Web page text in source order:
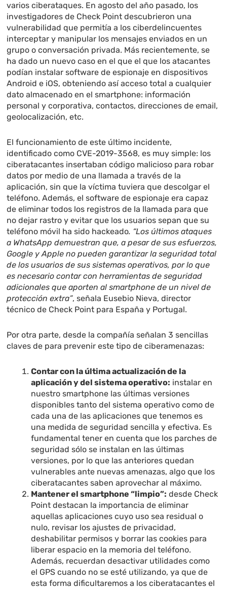
varios ciberataques. En agosto del año pasado, los
investigadores de Check Point descubrieron una
vulnerabilidad que permitía a los ciberdelincuentes
interceptar y manipular los mensajes enviados en un
grupo o conversación privada. Más recientemente, se
ha dado un nuevo caso en el que el que los atacantes
podían instalar software de espionaje en dispositivos
Android e iOS, obteniendo así acceso total a cualquier
dato almacenado en el smartphone: información
personal y corporativa, contactos, direcciones de email,
geolocalización, etc.
El funcionamiento de este último incidente,
identificado como CVE-2019-3568, es muy simple: los
ciberatacantes insertaban código malicioso para robar
datos por medio de una llamada a través de la
aplicación, sin que la víctima tuviera que descolgar el
teléfono. Además, el software de espionaje era capaz
de eliminar todos los registros de la llamada para que
no dejar rastro y evitar que los usuarios sepan que su
teléfono móvil ha sido hackeado. “Los últimos ataques
a WhatsApp demuestran que, a pesar de sus esfuerzos,
Google y Apple no pueden garantizar la seguridad total
de los usuarios de sus sistemas operativos, por lo que
es necesario contar con herramientas de seguridad
adicionales que aporten al smartphone de un nivel de
protección extra”, señala Eusebio Nieva, director
técnico de Check Point para España y Portugal.
Por otra parte, desde la compañía señalan 3 sencillas
claves de para prevenir este tipo de ciberamenazas:
Contar con la última actualización de la
aplicación y del sistema operativo: instalar en
nuestro smartphone las últimas versiones
disponibles tanto del sistema operativo como de
cada una de las aplicaciones que tenemos es
una medida de seguridad sencilla y efectiva. Es
fundamental tener en cuenta que los parches de
seguridad sólo se instalan en las últimas
versiones, por lo que las anteriores quedan
vulnerables ante nuevas amenazas, algo que los
ciberatacantes saben aprovechar al máximo.
Mantener el smartphone “limpio”: desde Check
Point destacan la importancia de eliminar
aquellas aplicaciones cuyo uso sea residual o
nulo, revisar los ajustes de privacidad,
deshabilitar permisos y borrar las cookies para
liberar espacio en la memoria del teléfono.
Además, recuerdan desactivar utilidades como
el GPS cuando no se esté utilizando, ya que de
esta forma dificultaremos a los ciberatacantes el